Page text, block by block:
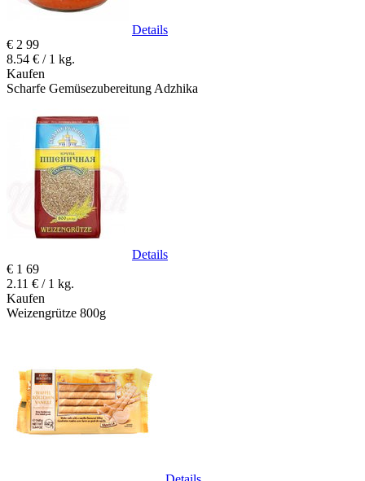
Details
€ 2 99
8.54 € / 1 kg.
Kaufen
Scharfe Gemüsezubereitung Adzhika
Details
€ 1 69
2.11 € / 1 kg.
Kaufen
Weizengrütze 800g